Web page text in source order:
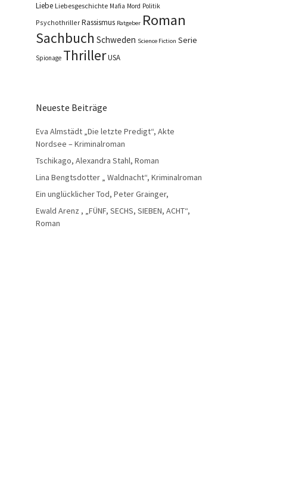
Liebe Liebesgeschichte Mafia Mord Politik
Psychothriller Rassismus Ratgeber Roman
Sachbuch Schweden Science Fiction Serie
Spionage ThrillerUSA
Neueste Beiträge
Eva Almstädt „Die letzte Predigt“, Akte
Nordsee – Kriminalroman
Tschikago, Alexandra Stahl, Roman
Lina Bengtsdotter „ Waldnacht“, Kriminalroman
Ein unglücklicher Tod, Peter Grainger,
Ewald Arenz , „FÜNF, SECHS, SIEBEN, ACHT“,
Roman